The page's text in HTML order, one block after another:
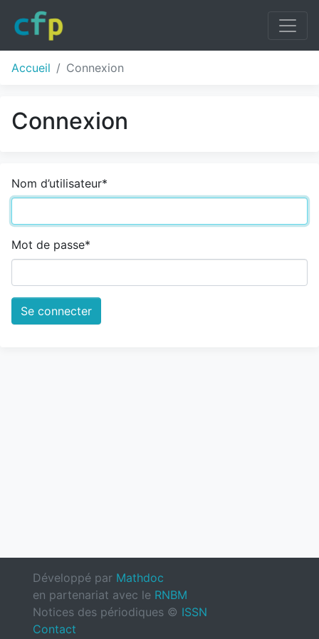
Accueil Connexion
Connexion
Nom d’utilisateur*
Mot de passe*
Développé par Mathdoc
en partenariat avec le RNBM
Notices des périodiques © ISSN
Contact